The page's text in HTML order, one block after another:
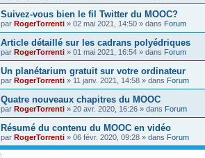
Suivez-vous bien le fil Twitter du MOOC?
par RogerTorrenti » 02 mai 2021, 14:50 » dans Forum
Article détaillé sur les cadrans polyédriques
par RogerTorrenti » 01 mai 2021, 16:54 » dans Forum
Un planétarium gratuit sur votre ordinateur
par RogerTorrenti » 11 janv. 2021, 14:58 » dans Forum
Quatre nouveaux chapitres du MOOC
par RogerTorrenti » 20 avr. 2020, 16:26 » dans Forum
Résumé du contenu du MOOC en vidéo
par RogerTorrenti » 06 févr. 2020, 09:28 » dans Forum